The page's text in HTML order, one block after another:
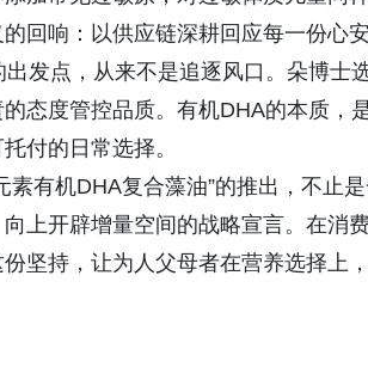
回响：以供应链深耕回应每一份心
出发点，从来不是追逐风口。朵博士
态度管控品质。有机DHA的本质，
付的日常选择。
素有机DHA复合藻油”的推出，不止
上开辟增量空间的战略宣言。在消
坚持，让为人父母者在营养选择上